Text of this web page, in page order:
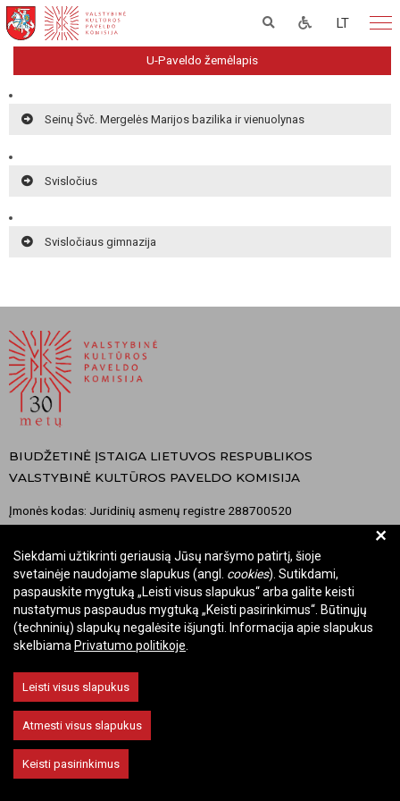
LT
U-Paveldo žemėlapis
Seinų Švč. Mergelės Marijos bazilika ir vienuolynas
Svisločius
Svisločiaus gimnazija
BIUDŽETINĖ ĮSTAIGA LIETUVOS RESPUBLIKOS
VALSTYBINĖ KULTŪROS PAVELDO KOMISIJA
Įmonės kodas: Juridinių asmenų registre 288700520
Telefonas: +370 699 13972
El. paštas: komisija@vkpk.lt
BENDRAUKIME
© 2026 Valstybinė kultūros paveldo komisija. Visos teisės saugomos.
Keisti slapukų nustatymus
+
Siekdami užtikrinti geriausią Jūsų naršymo patirtį, šioje
svetainėje naudojame slapukus (angl. cookies). Sutikdami,
paspauskite mygtuką „Leisti visus slapukus“ arba galite keisti
nustatymus paspaudus mygtuką „Keisti pasirinkimus“. Būtinųjų
(techninių) slapukų negalėsite išjungti. Informacija apie slapukus
skelbiama Privatumo politikoje
Leisti visus slapukus
Atmesti visus slapukus
Keisti pasirinkimus